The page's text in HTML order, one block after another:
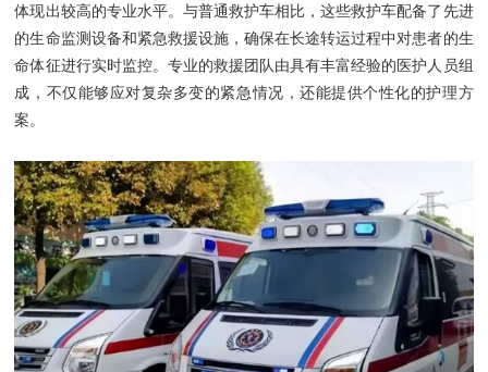
体现出较高的专业水平。与普通救护车相比，这些救护车配备了先进
的生命监测设备和紧急救援设施，确保在长途转运过程中对患者的生
命体征进行实时监控。专业的救援团队由具有丰富经验的医护人员组
成，不仅能够应对复杂多变的紧急情况，还能提供个性化的护理方
案。